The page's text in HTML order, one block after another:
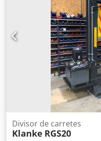
alemán, en dos formatos
1 en CD) - Color: RAL
protección/barra de corte:
Máquina en stock,
información adicional
Divisor de carretes
Klanke RGS20